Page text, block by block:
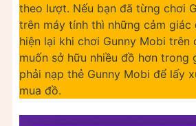
theo lượt. Nếu bạn đã từng chơi
trên máy tính thì những cảm giác
hiện lại khi chơi Gunny Mobi trên
muốn sở hữu nhiều đồ hơn trong
phải nạp thẻ Gunny Mobi để lấy
mua đồ.